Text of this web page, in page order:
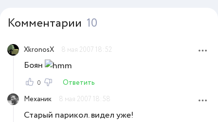
Комментарии 10
XkronosX 8 мая 2007 18:52
Боян
0
Ответить
Механик
8 мая 2007 18:58
Старый парикол. видел уже!